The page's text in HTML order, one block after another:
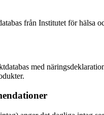
från Institutet för hälsa
med